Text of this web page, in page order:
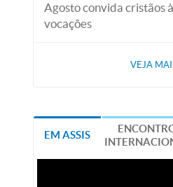
Agosto convida cristãos
vocações
VEJA
EM ASSIS